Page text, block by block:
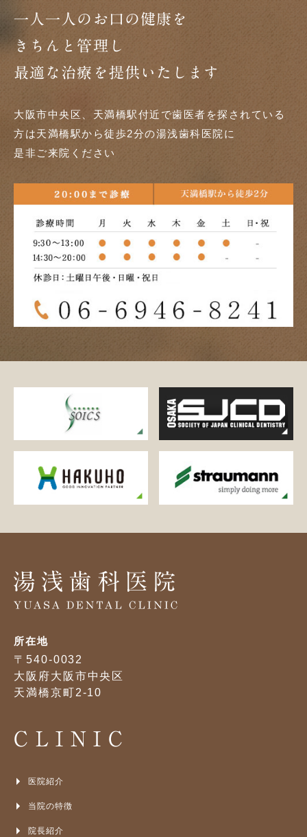
一人一人のお口の健康を
きちんと管理し
最適な治療を提供いたします
大阪市中央区、天満橋駅付近で歯医者を探されている
方は天満橋駅から徒歩2分の湯浅歯科医院に
是非ご来院ください
所在地
〒540-0032
大阪府大阪市中央区
天満橋京町2-10
CLINIC
医院紹介
当院の特徴
院長紹介